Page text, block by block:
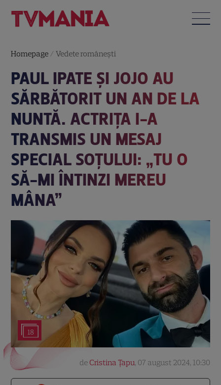
Homepage /Vedete româneşti
PAUL IPATE ȘI JOJO AU
SĂRBĂTORIT UN AN DE LA
NUNTĂ. ACTRIȚA I-A
TRANSMIS UN MESAJ
SPECIAL SOȚULUI: „TU O
SĂ-MI ÎNTINZI MEREU
MÂNA”
18
de Cristina Țapu, 07 august 2024, 10:30